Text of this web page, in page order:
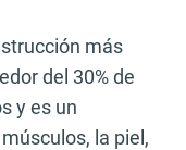
más
del 30% de
y es un
la piel,